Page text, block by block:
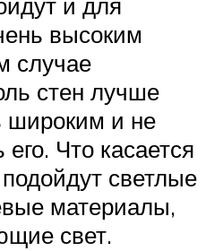
высоким
случае
стен лучше
широким и не
Что касается
светлые
материалы,
свет.